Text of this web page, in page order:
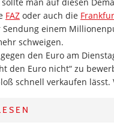
FAZ oder auch die
einem
schweigen.
den Euro am
den Euro nicht“ zu
schnell verkaufen lässt.